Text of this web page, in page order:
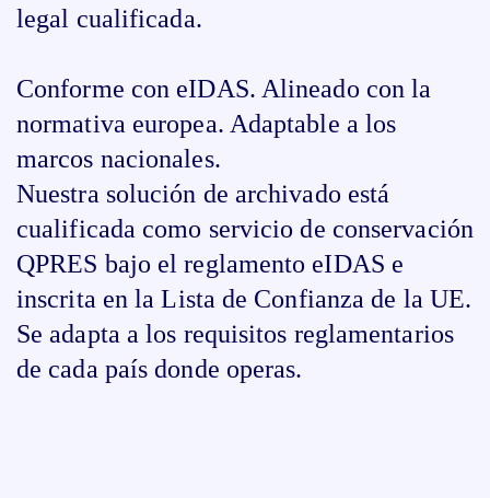
legal cualificada.
Conforme con eIDAS. Alineado con la
normativa europea. Adaptable a los
marcos nacionales.
Nuestra solución de archivado está
cualificada como servicio de conservación
QPRES bajo el reglamento eIDAS e
inscrita en la Lista de Confianza de la UE.
Se adapta a los requisitos reglamentarios
de cada país donde operas.